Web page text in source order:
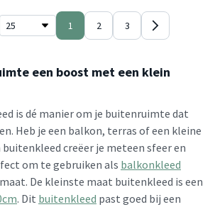
1 2 3
een boost met een klein
is dé manier om je buitenruimte dat
Heb je een balkon, terras of een kleine
buitenkleed creëer je meteen sfeer en
om te gebruiken als balkonkleed
De kleinste maat buitenkleed is een
. Dit buitenkleed past goed bij een